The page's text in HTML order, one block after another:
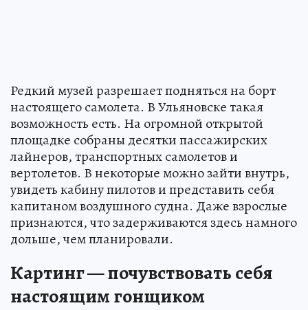
Редкий музей разрешает подняться на борт
настоящего самолета. В Ульяновске такая
возможность есть. На огромной открытой
площадке собраны десятки пассажирских
лайнеров, транспортных самолетов и
вертолетов. В некоторые можно зайти внутрь,
увидеть кабину пилотов и представить себя
капитаном воздушного судна. Даже взрослые
признаются, что задерживаются здесь намного
дольше, чем планировали.
Картинг — почувствовать себя
настоящим гонщиком